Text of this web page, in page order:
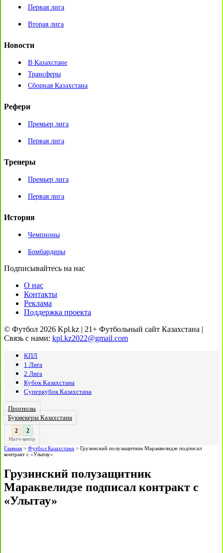
Первая лига
Вторая лига
Новости
В Казахстане
Трансферы
Сборная Казахстана
Рефери
Премьер лига
Первая лига
Тренеры
Премьер лига
Первая лига
История
Чемпионы
Бомбардиры
Подписывайтесь на нас
О нас
Контакты
Реклама
Поддержка проекта
© Футбол 2026 Kpl.kz | 21+ Футбольный сайт Казахстана |
Связь с нами: kpl.kz2022@gmail.com
КПЛ
1 Лига
2 Лига
Кубок Казахстана
Суперкубок Казахстана
Прогнозы
Букмекеры Казахстана
3 : 3
Матч-центр
Главная > Футбол Казахстана > Грузинский полузащитник Мараквелидзе подписал
контракт с «Улытау»
Грузинский полузащитник
Мараквелидзе подписал контракт с
«Улытау»